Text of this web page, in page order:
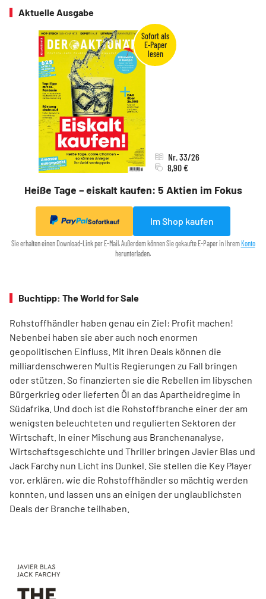
Aktuelle Ausgabe
Heiße Tage – eiskalt kaufen: 5 Aktien im Fokus
Nr. 33/26
8,90 €
Sofortkauf Im Shop kaufen
Sie erhalten einen Download-Link per E-Mail. Außerdem können Sie gekaufte E-Paper in Ihrem Konto
herunterladen.
Buchtipp: The World for Sale
Rohstoffhändler haben genau ein Ziel: Profit machen!
Nebenbei haben sie aber auch noch enormen
geopolitischen Einfluss. Mit ihren Deals können die
milliardenschweren Multis Regierungen zu Fall bringen
oder stützen. So finanzierten sie die Rebellen im libyschen
Bür­­­­­gerkrieg oder lieferten Öl an das Apartheidregime in
Südafrika. Und doch ist die Rohstoffbranche einer der am
wenigsten beleuchteten und regulierten Sektoren der
Wirtschaft. In einer Mischung aus Branchenanalyse,
Wirtschaftsgeschichte und Thriller bringen Javier Blas und
Jack Farchy nun Licht ins Dunkel. Sie stellen die Key Player
vor, erklären, wie die Rohstoffhändler so mächtig werden
konnten, und lassen uns an einigen der unglaublichsten
Deals der Branche teilhaben.